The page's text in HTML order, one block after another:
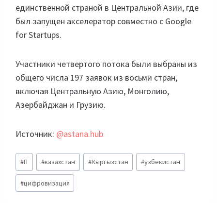
единственной страной в Центральной Азии, где
был запущен акселератор совместно с Google
for Startups.
Участники четвертого потока были выбраны из
общего числа 197 заявок из восьми стран,
включая Центральную Азию, Монголию,
Азербайджан и Грузию.
Источник: @astana.hub
Метки
записи:
#IT #казахстан #Кыргызстан #узбекистан
#цифровизация